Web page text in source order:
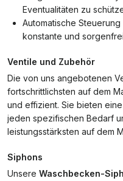
Eventualitäten zu
Automatische
konstante und
Ventile und Zubehör
Die von uns angebotenen
fortschrittlichsten auf dem
und effizient. Sie bieten
jeden spezifischen Bedarf
leistungsstärksten auf dem
Siphons
Unsere Waschbecken-